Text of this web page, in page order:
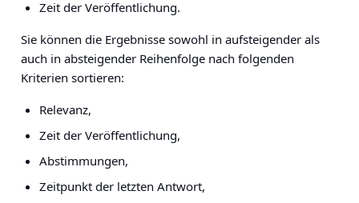
Zeit der Veröffentlichung.
Sie können die Ergebnisse sowohl in aufsteigender als
auch in absteigender Reihenfolge nach folgenden
Kriterien sortieren:
Relevanz,
Zeit der Veröffentlichung,
Abstimmungen,
Zeitpunkt der letzten Antwort,